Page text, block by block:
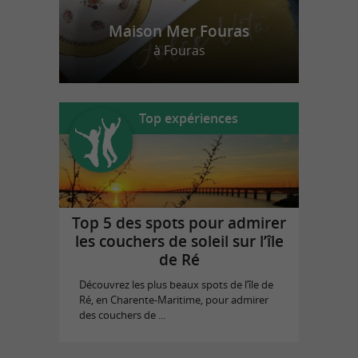
Maison Mer Fouras
à Fouras
Top expériences
Top 5 des spots pour admirer
les couchers de soleil sur l’île
de Ré
Découvrez les plus beaux spots de l’île de
Ré, en Charente-Maritime, pour admirer
des couchers de ...